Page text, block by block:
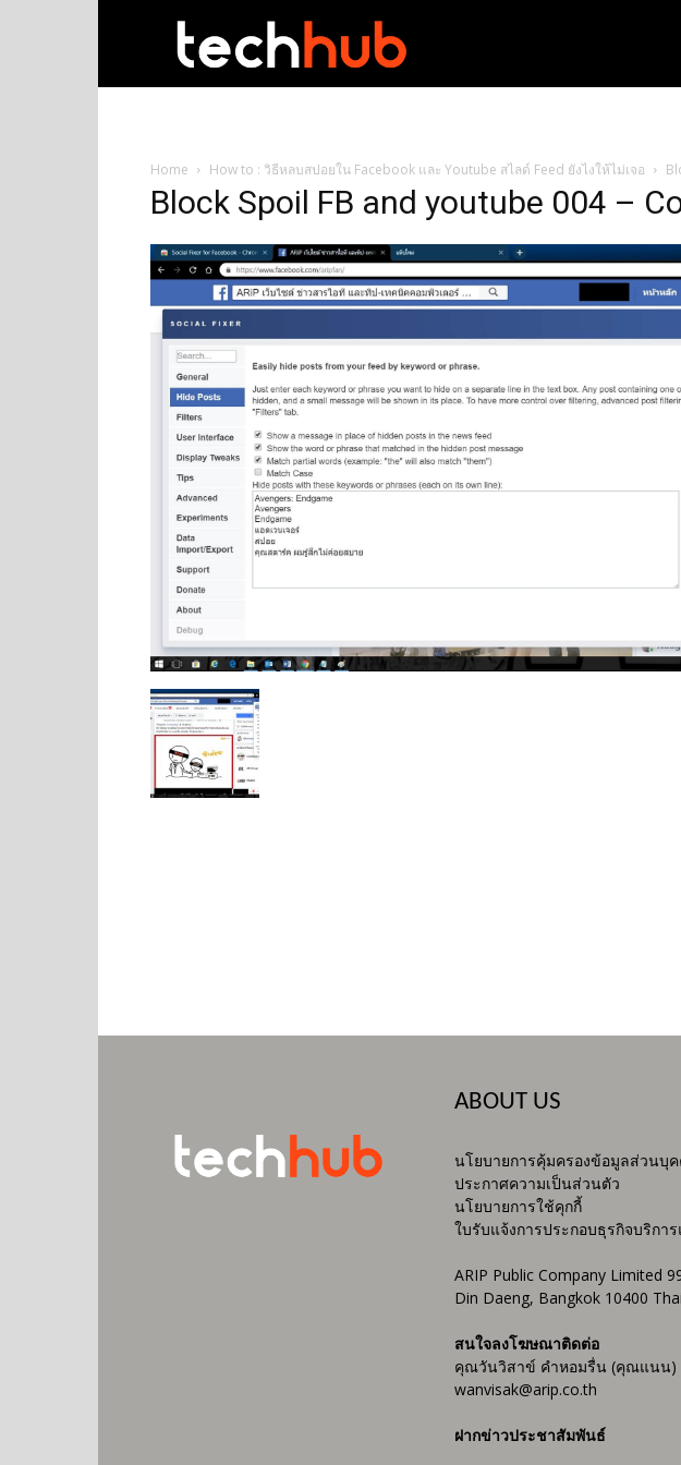
Home How to : วิธีหลบสปอยใน Facebook และ Youtube สไลด์ Feed ยังไงให้ไม่เจอ
Block Spoil FB and youtube 004 –
ABOUT US
นโยบายการคุ้มครองข้อมูลส่วนบุ
ประกาศความเป็นส่วนตัว
นโยบายการใช้คุกกี้
ใบรับแจ้งการประกอบธุรกิจบริกา
ARIP Public Company Limited
Din Daeng, Bangkok 10400
สนใจลงโฆษณาติดต่อ
คุณวันวิสาข์ คำหอมรื่น (คุณแนน)
wanvisak@arip.co.th
ฝากข่าวประชาสัมพันธ์